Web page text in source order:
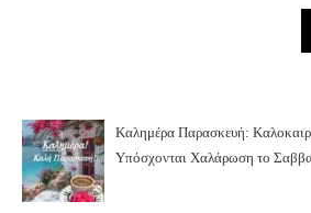
Καλημέρα Παρασκευή:
Υπόσχονται Χαλάρωση το